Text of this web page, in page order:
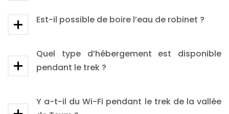
Est-il possible de boire l’eau de robinet ?
Quel type d’hébergement est disponible
pendant le trek ?
Y a-t-il du Wi-Fi pendant le trek de la vallée